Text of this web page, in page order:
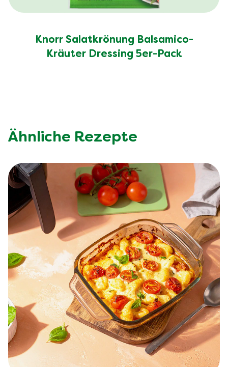
Knorr Salatkrönung Balsamico-
Kräuter Dressing 5er-Pack
Ähnliche Rezepte